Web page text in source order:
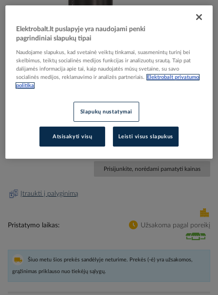
Skip
the
Reali prekė gali skirtis nuo pavaizduotos nuotraukoje
Galvutė įžeminimo elektrodų įkalimui 1820 20 -
Elektrobalt prekės kodas
4012195243137
Gamintojo prekės kodas
Prisijunkite, norėdami pamatyti kainas
Įtraukti į palyginimą
Pristatymo laikas Užsakoma pagal poreikį
Šiuo metu šios prekės sandėlyje neturime. Prekės (-ė) yra užsakomos,
grąžinimas priklauso nuo tiekėjų sąlygų.
Elektrobalt.lt puslapyje yra naudojami penki
pagrindiniai slapukų tipai
Naudojame slapukus, kad svetainė veiktų tinkamai, suasmenintų turinį bei
skelbimus, teiktų socialinės medijos funkcijas ir analizuotų srautą. Taip pat
dalijamės informacija apie tai, kaip naudojatės mūsų svetaine, su savo
socialinės medijos, reklamavimo ir analizės partneriais.
Elektrobalt privatumo
politika
Slapukų nustatymai
Atsisakyti visų Leisti visus slapukus